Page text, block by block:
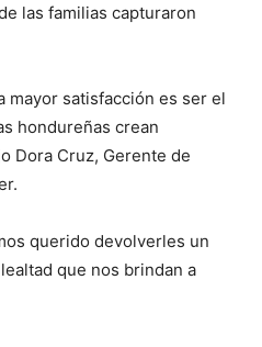
las familias capturaron
mayor satisfacción es ser el
hondureñas crean
Dora Cruz, Gerente de
querido devolverles un
que nos brindan a